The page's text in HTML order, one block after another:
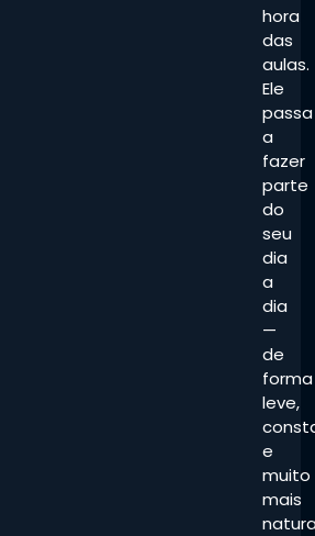
hora
das
aulas.
Ele
passa
a
fazer
parte
do
seu
dia
a
dia
—
de
forma
leve,
e
muito
mais